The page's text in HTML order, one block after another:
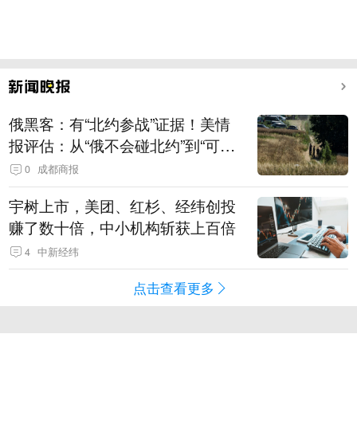
俄黑客：有“北约参战”证据！美情
报评估：从“俄不会碰北约”到“可能
发动有限攻击”
0 成都商报
宇树上市，美团、红杉、经纬创投
赚了数十倍，中小机构斩获上百倍
4 中新经纬
点击查看更多